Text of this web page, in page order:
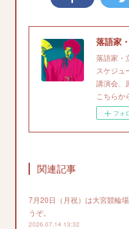
落語家・
スケジュ
講演会、
こちらか
フォ
関連記事
7月20日（月祝）は大宮競輪
うぞ。
2026.07.14 13:32